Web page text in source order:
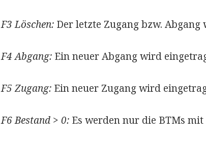
F3 Löschen: Der letzte Zugang bzw. Abgang
F4 Abgang:Ein neuer Abgang wird
F5 Zugang:Ein neuer Zugang wird
F6 Bestand > 0:Es werden nur die BTMs